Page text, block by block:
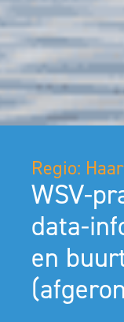
Regio:
WSV-
data-
en